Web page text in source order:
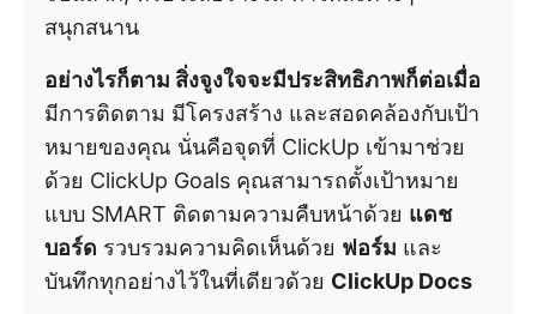
สนุกสนาน
อย่างไรก็ตาม สิ่งจูงใจจะมีประสิทธิภาพก็ต่อเมื่อ
มีการติดตาม มีโครงสร้าง และสอดคล้องกับเป้า
หมายของคุณ นั่นคือจุดที่ ClickUp เข้ามาช่วย
ด้วย ClickUp Goals คุณสามารถตั้งเป้าหมาย
แบบ SMART ติดตามความคืบหน้าด้วย แดช
บอร์ด รวบรวมความคิดเห็นด้วย ฟอร์ม และ
บันทึกทุกอย่างไว้ในที่เดียวด้วย ClickUp Docs